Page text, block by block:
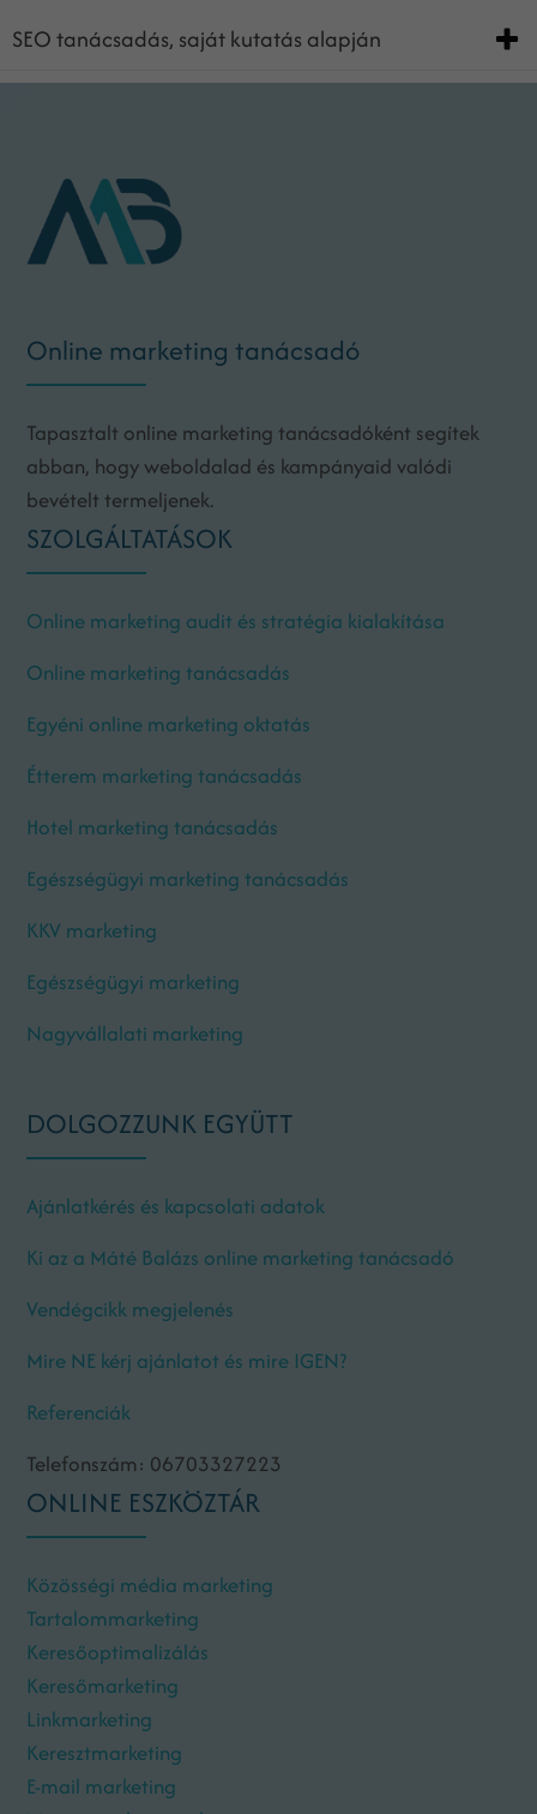
SEO tanácsadás, saját kutatás alapján
Online marketing tanácsadó
Tapasztalt online marketing tanácsadóként segítek
abban, hogy weboldalad és kampányaid valódi
bevételt termeljenek.
SZOLGÁLTATÁSOK
Online marketing audit és stratégia kialakítása
Online marketing tanácsadás
Egyéni online marketing oktatás
Étterem marketing tanácsadás
Hotel marketing tanácsadás
Egészségügyi marketing tanácsadás
KKV marketing
Egészségügyi marketing
Nagyvállalati marketing
DOLGOZZUNK EGYÜTT
Ajánlatkérés és kapcsolati adatok
Ki az a Máté Balázs online marketing tanácsadó
Vendégcikk megjelenés
Mire NE kérj ajánlatot és mire IGEN?
Referenciák
Telefonszám: 06703327223
ONLINE ESZKÖZTÁR
Közösségi média marketing
Tartalommarketing
Keresőoptimalizálás
Keresőmarketing
Linkmarketing
Keresztmarketing
E-mail marketing